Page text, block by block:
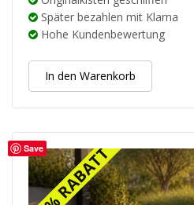
Später bezahlen mit Klarna
Hohe Kundenbewertung
In den Warenkorb
Save
20% RABATT
20% RABATT